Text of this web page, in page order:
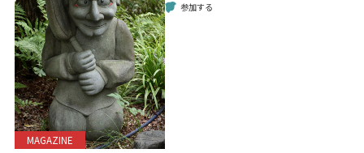
MAGAZINE
参加する